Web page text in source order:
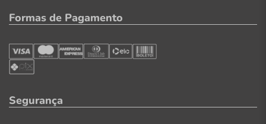
Formas de Pagamento
Segurança